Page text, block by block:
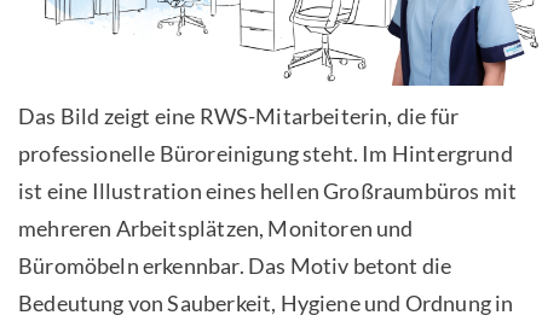
Das Bild zeigt eine RWS-Mitarbeiterin, die für
professionelle Büroreinigung steht. Im Hintergrund
ist eine Illustration eines hellen Großraumbüros mit
mehreren Arbeitsplätzen, Monitoren und
Büromöbeln erkennbar. Das Motiv betont die
Bedeutung von Sauberkeit, Hygiene und Ordnung in